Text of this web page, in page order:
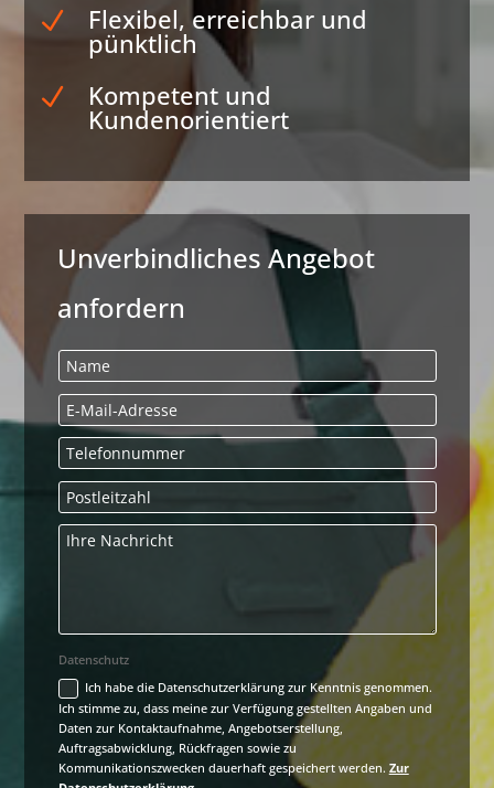
N Flexibel, erreichbar und
pünktlich
N Kompetent und
Kundenorientiert
Unverbindliches Angebot
anfordern
Datenschutz
Ich habe die Datenschutzerklärung zur Kenntnis genommen.
Ich stimme zu, dass meine zur Verfügung gestellten Angaben und
Daten zur Kontaktaufnahme, Angebotserstellung,
Auftragsabwicklung, Rückfragen sowie zu
Kommunikationszwecken dauerhaft gespeichert werden. Zur